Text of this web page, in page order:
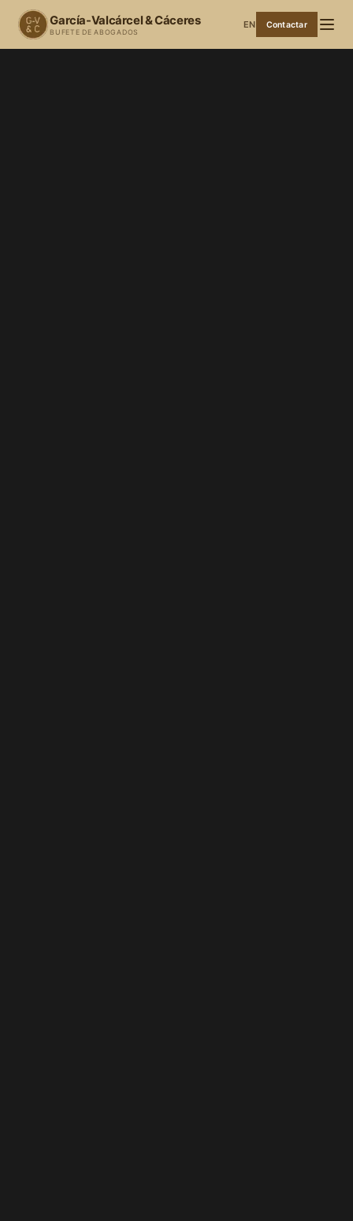
García-Valcárcel & Cáceres
BUFETE DE ABOGADOS
EN Contactar